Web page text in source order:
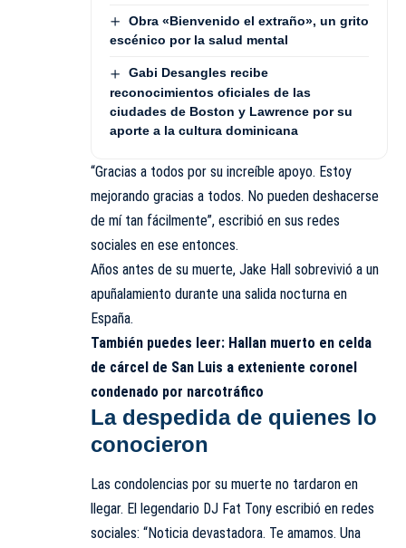
Obra «Bienvenido el extraño», un grito
escénico por la salud mental
Gabi Desangles recibe
reconocimientos oficiales de las
ciudades de Boston y Lawrence por su
aporte a la cultura dominicana
“Gracias a todos por su increíble apoyo. Estoy
mejorando gracias a todos. No pueden deshacerse
de mí tan fácilmente”, escribió en sus redes
sociales en ese entonces.
Años antes de su muerte, Jake Hall sobrevivió a un
apuñalamiento durante una salida nocturna en
España.
También puedes leer: Hallan muerto en celda
de cárcel de San Luis a exteniente coronel
condenado por narcotráfico
La despedida de quienes lo
conocieron
Las condolencias por su muerte no tardaron en
llegar. El legendario DJ Fat Tony escribió en redes
sociales: “Noticia devastadora. Te amamos. Una